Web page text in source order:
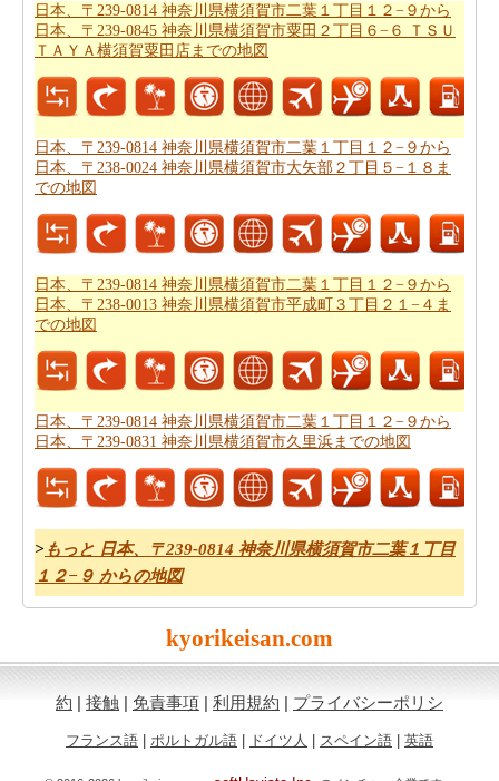
たの飛行時間を管理するために探しますか。あなたは日
本、〒239-0814 神奈川県横須賀市二葉１丁目１２−９か
−１８までの飛行時間を見つけることができます。自分が
より良い日本、〒239-0814 神奈川県横須賀市二葉１丁目
１２−９から日本、〒238-0024 神奈川県横須賀市大矢部
２丁目５−１８までのあなたの旅行を計画するのに役立ち
ます。
あなたはそれが確からしいの停止ポイントとあなたの旅
239-0814 神奈川県横須賀市二葉１丁目１２−９から日
本、〒238-0024 神奈川県横須賀市大矢部２丁目５−１８
までの道路ルートプラン はあなたがチェックすることを
お勧めします。
あなたは旅行のための旅行費用計算機を探しています
か。あなたは日本、〒239-0814 神奈川県横須賀市二葉１
丁目１２−９から日本、〒238-0024 神奈川県横須賀市大
矢部２丁目５−１８までの旅行の費用 を見つけることがで
きます。
日本、〒239-0814 神奈川県横須賀市二葉１丁目１２−９から
日本、〒239-0845 神奈川県横須賀市粟田２丁目６−６ ＴＳＵ
ＴＡＹＡ横須賀粟田店までの地図
日本、〒239-0814 神奈川県横須賀市二葉１丁目１２−９から
日本、〒238-0024 神奈川県横須賀市大矢部２丁目５−１８ま
での地図
日本、〒239-0814 神奈川県横須賀市二葉１丁目１２−９から
日本、〒238-0013 神奈川県横須賀市平成町３丁目２１−４ま
での地図
日本、〒239-0814 神奈川県横須賀市二葉１丁目１２−９から
日本、〒239-0831 神奈川県横須賀市久里浜までの地図
> もっと 日本、〒239-0814 神奈川県横須賀市二葉１丁目
１２−９ からの地図
kyorikeisan.com
約 | 接触 | 免責事項 | 利用規約 | プライバシーポリシ
フランス語 | ポルトガル語 | ドイツ人 | スペイン語 | 英語